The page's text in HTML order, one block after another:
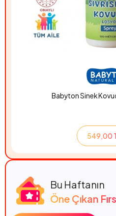
Babyton Sinek
549,00
Bu Haftanın
Öne Çıkan